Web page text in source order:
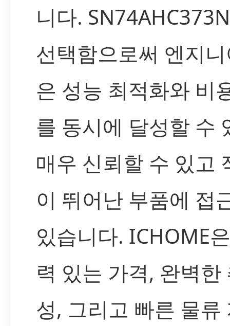
니다.
선택함으로써 엔지
은 성능 최적화와 비
를 동시에 달성할 수
매우 신뢰할 수 있고
이 뛰어난 부품에 접
있습니다. ICHOME
력 있는 가격, 완벽한
성, 그리고 빠른 물류